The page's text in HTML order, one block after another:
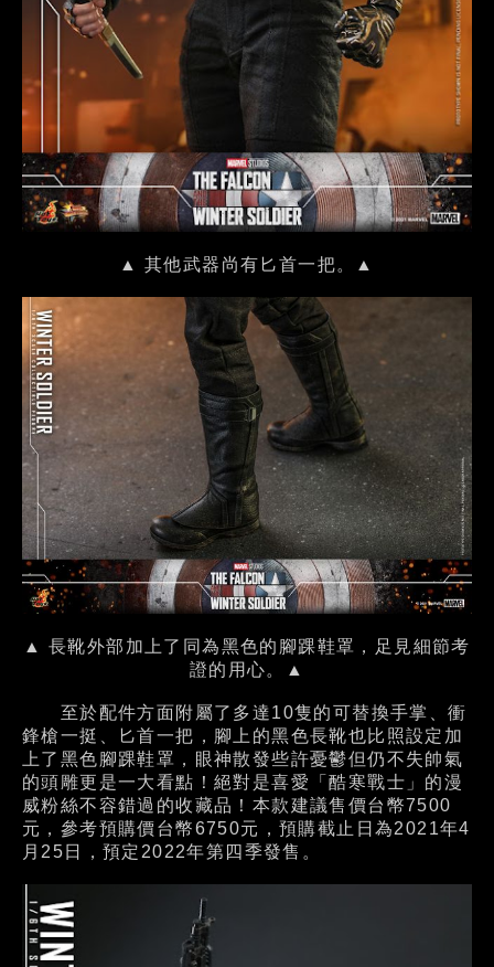
▲ 其他武器尚有匕首一把。▲
▲ 長靴外部加上了同為黑色的腳踝鞋罩，足見細節考
證的用心。▲
至於配件方面附屬了多達10隻的可替換手掌、衝
鋒槍一挺、匕首一把，腳上的黑色長靴也比照設定加
上了黑色腳踝鞋罩，眼神散發些許憂鬱但仍不失帥氣
的頭雕更是一大看點！絕對是喜愛「酷寒戰士」的漫
威粉絲不容錯過的收藏品！本款建議售價台幣7500
元，參考預購價台幣6750元，預購截止日為2021年4
月25日，預定2022年第四季發售。